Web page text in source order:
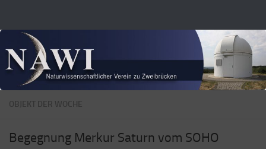
OBJEKT DER WOCHE
Begegnung Merkur Saturn vom SOHO